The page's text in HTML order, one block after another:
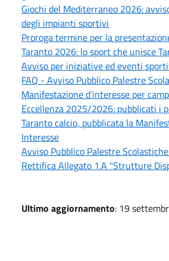
Giochi del Mediterraneo 2026:
degli impianti sportivi
Proroga termine per la
Taranto 2026: lo sport che unisce
Avviso per iniziative ed eventi
FAQ - Avviso Pubblico Palestre
Manifestazione d’interesse per
Eccellenza 2025/2026: pubblicati i
Taranto calcio, pubblicata la
Interesse
Avviso Pubblico Palestre
Rettifica Allegato 1.A "Strutture
Ultimo aggiornamento: 19